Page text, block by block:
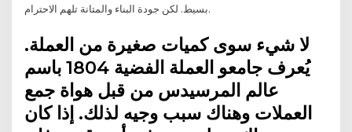
بسيط. لكن جودة البناء والمتانة تلهم الاحترام.
لا شيء سوى كميات صغيرة من العملة.
يُعرف جامعو العملة الفضية 1804 باسم
عالم المرسيدس من قبل هواة جمع
العملات وهناك سبب وجيه لذلك. إذا كان